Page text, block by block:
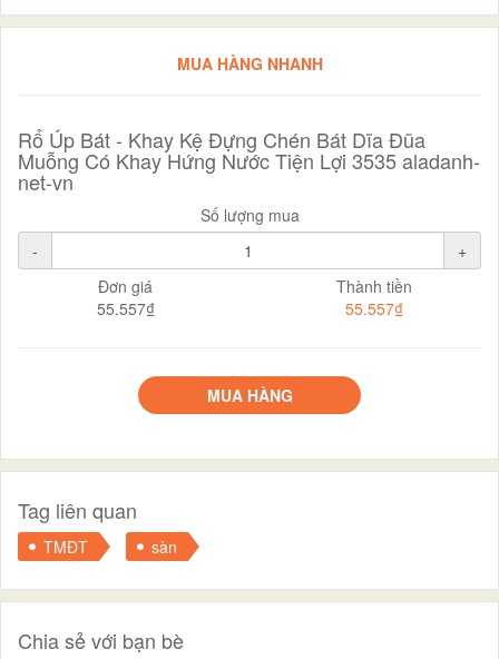
MUA HÀNG NHANH
Rổ Úp Bát - Khay Kệ Đựng Chén Bát Dĩa Đũa
Muỗng Có Khay Hứng Nước Tiện Lợi 3535 aladanh-
net-vn
Số lượng mua
-
+
Đơn giá
55.557₫
Thành tiền
55.557₫
MUA HÀNG
Tag liên quan
TMĐT sàn
Chia sẻ với bạn bè